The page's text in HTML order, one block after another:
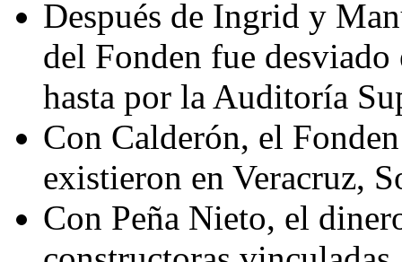
Después de Ingrid y
del Fonden fue desviado
hasta por la Auditoría
Con Calderón, el
existieron en Veracruz,
Con Peña Nieto, el